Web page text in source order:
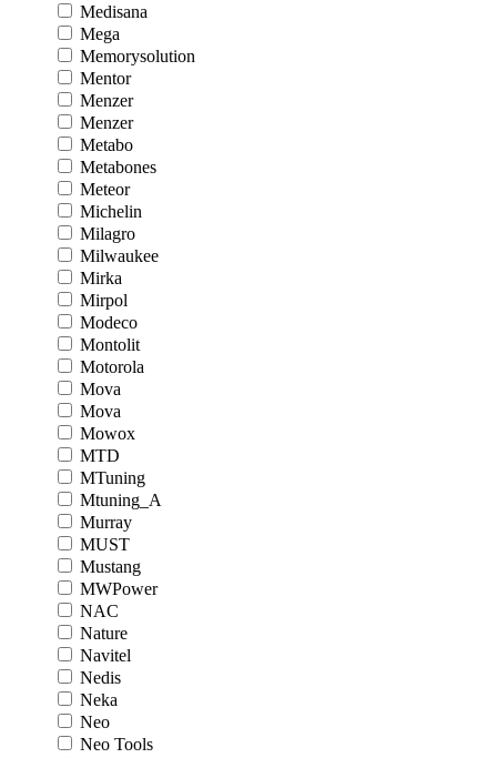
Medisana
Mega
Memorysolution
Mentor
Menzer
Menzer
Metabo
Metabones
Meteor
Michelin
Milagro
Milwaukee
Mirka
Mirpol
Modeco
Montolit
Motorola
Mova
Mova
Mowox
MTD
MTuning
Mtuning_A
Murray
MUST
Mustang
MWPower
NAC
Nature
Navitel
Nedis
Neka
Neo
Neo Tools